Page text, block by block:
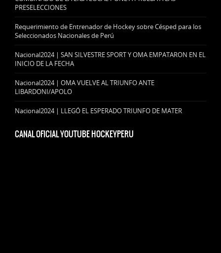
PRESELECCIONES
Requerimiento de Entrenador de Hockey sobre Césped para los
Seleccionados Nacionales de Perú
Nacional2024 | SAN SILVESTRE SPORT Y OMA EMPATARON EN EL
INICIO DE LA FECHA
Nacional2024 | OMA VUELVE AL TRIUNFO ANTE
LIBARDONI/APOLO
Nacional2024 | LLEGÓ EL ESPERADO TRIUNFO DE MATER
CANAL OFICIAL YOUTUBE HOCKEYPERU